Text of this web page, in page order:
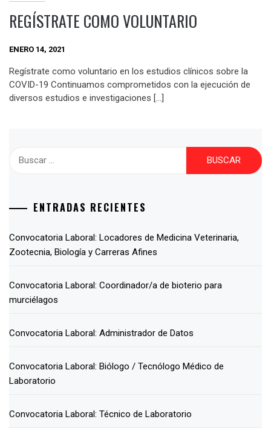
REGÍSTRATE COMO VOLUNTARIO
ENERO 14, 2021
Regístrate como voluntario en los estudios clínicos sobre la
COVID-19 Continuamos comprometidos con la ejecución de
diversos estudios e investigaciones […]
ENTRADAS RECIENTES
Convocatoria Laboral: Locadores de Medicina Veterinaria,
Zootecnia, Biología y Carreras Afines
Convocatoria Laboral: Coordinador/a de bioterio para
murciélagos
Convocatoria Laboral: Administrador de Datos
Convocatoria Laboral: Biólogo / Tecnólogo Médico de
Laboratorio
Convocatoria Laboral: Técnico de Laboratorio